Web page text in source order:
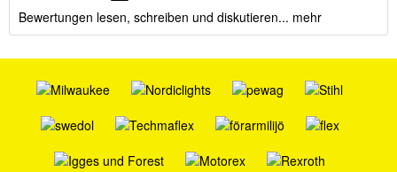
Bewertungen lesen, schreiben und diskutieren... mehr